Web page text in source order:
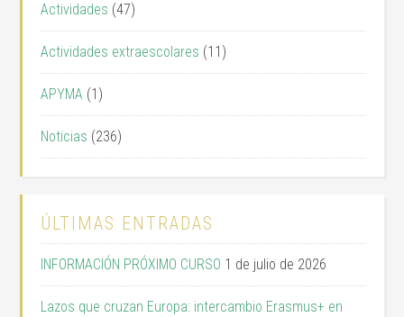
Actividades (47)
Actividades extraescolares (11)
APYMA (1)
Noticias (236)
ÚLTIMAS ENTRADAS
INFORMACIÓN PRÓXIMO CURSO 1 de julio de 2026
Lazos que cruzan Europa: intercambio Erasmus+ en